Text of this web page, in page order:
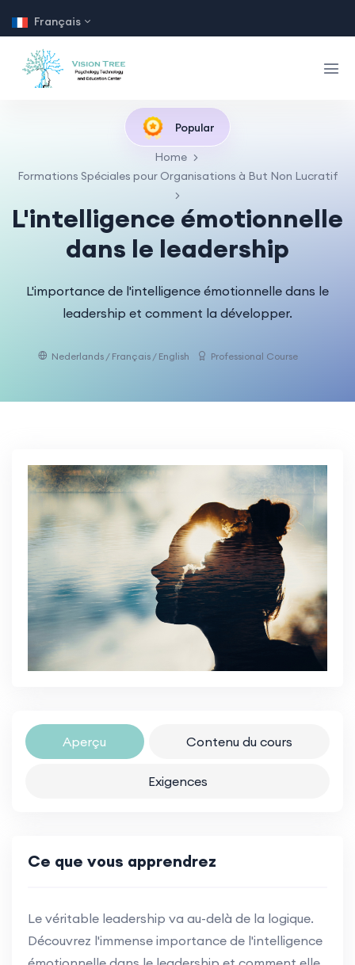
Français
Popular
Home
Formations Spéciales pour Organisations à But Non Lucratif
L'intelligence émotionnelle
dans le leadership
L'importance de l'intelligence émotionnelle dans le
leadership et comment la développer.
Nederlands / Français / English Professional Course
Aperçu Contenu du cours
Exigences
Ce que vous apprendrez
Le véritable leadership va au-delà de la logique.
Découvrez l'immense importance de l'intelligence